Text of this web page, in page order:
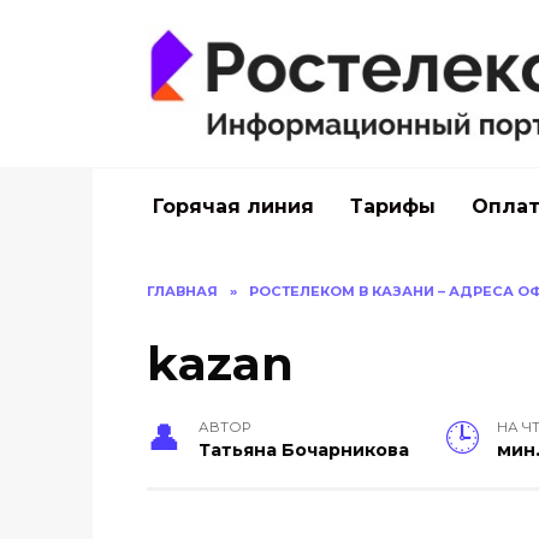
Горячая линия Тарифы
ГЛАВНАЯ » РОСТЕЛЕКОМ В КАЗАНИ – АДРЕСА
kazan
АВТОР
Тать­яна Бо­чар­ни­кова
НА